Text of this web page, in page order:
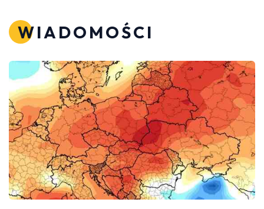
WIADOMOŚCI